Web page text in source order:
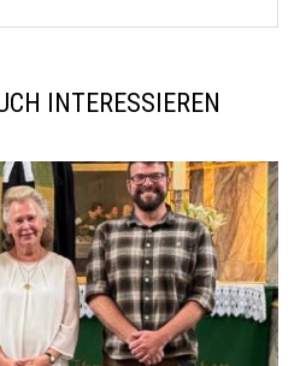
INTERESSIEREN